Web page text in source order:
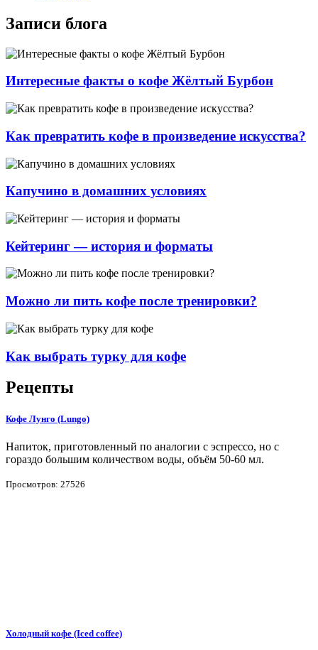
Записи блога
Интересные факты о кофе Жёлтый Бурбон
Как превратить кофе в произведение искусства?
Капучино в домашних условиях
Кейтеринг — история и форматы
Можно ли пить кофе после тренировки?
Как выбрать турку для кофе
Рецепты
Кофе Лунго (Lungo)
Напиток, приготовленный по аналогии с эспрессо, но с
гораздо большим количеством воды, объём 50-60 мл.
Просмотров: 27526
Холодный кофе (Iced coffee)